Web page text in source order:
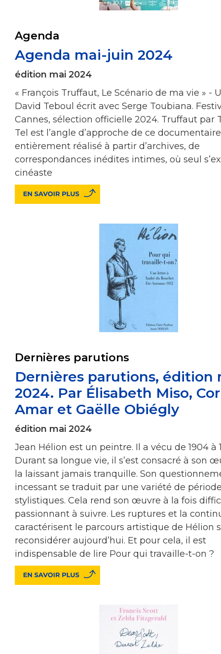
Agenda
Agenda mai-juin 2024
édition mai 2024
« François Truffaut, Le Scénario de ma vie » -
David Teboul écrit avec Serge Toubiana.
Cannes, sélection officielle 2024. Truffaut par
Tel est l’angle d’approche de ce
entièrement réalisé à partir d’archives, de
correspondances inédites intimes, où seul
cinéaste
Dernières parutions
Dernières parutions, édition
2024. Par Élisabeth Miso,
Amar et Gaëlle Obiégly
édition mai 2024
Jean Hélion est un peintre. Il a vécu de 1904 à
Durant sa longue vie, il s’est consacré à son
la laissant jamais tranquille. Son
incessant se traduit par une variété de
stylistiques. Cela rend son œuvre à la fois
passionnant à suivre. Les ruptures et la
caractérisent le parcours artistique de Hélion
reconsidérer aujourd’hui. Et pour cela, il est
indispensable de lire Pour qui travaille-t-on ?